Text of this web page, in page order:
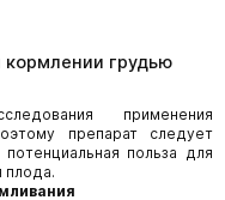
грудью
применения
препарат следует
польза для
плода.